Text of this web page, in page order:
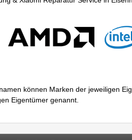
können Marken der jeweiligen
Eigentümer genannt.